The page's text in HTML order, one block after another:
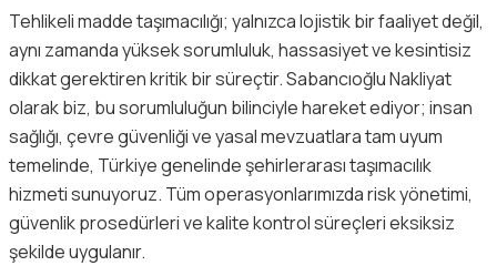
Tehlikeli madde taşımacılığı; yalnızca lojistik bir faaliyet değil,
aynı zamanda yüksek sorumluluk, hassasiyet ve kesintisiz
dikkat gerektiren kritik bir süreçtir. Sabancıoğlu Nakliyat
olarak biz, bu sorumluluğun bilinciyle hareket ediyor; insan
sağlığı, çevre güvenliği ve yasal mevzuatlara tam uyum
temelinde, Türkiye genelinde şehirlerarası taşımacılık
hizmeti sunuyoruz. Tüm operasyonlarımızda risk yönetimi,
güvenlik prosedürleri ve kalite kontrol süreçleri eksiksiz
şekilde uygulanır.